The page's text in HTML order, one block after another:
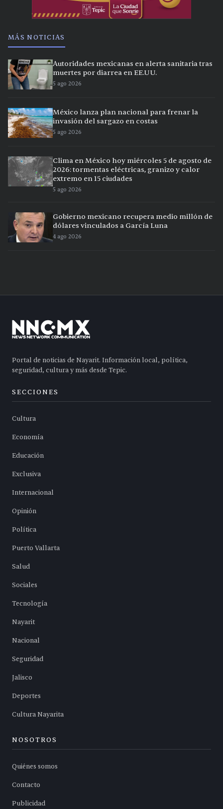
MÁS NOTICIAS
Autoridades mexicanas en alerta sanitaria tras
muertes por diarrea en EE.UU.
5 ago 2026
México lanza plan nacional para frenar la
invasión del sargazo en costas
5 ago 2026
Clima en México hoy miércoles 5 de agosto de
2026: tormentas eléctricas, granizo y calor
extremo en 15 ciudades
5 ago 2026
Gobierno mexicano recupera medio millón de
dólares vinculados a García Luna
4 ago 2026
Portal de noticias de Nayarit. Información local, política,
seguridad, cultura y más desde Tepic.
SECCIONES
Cultura
Economía
Educación
Exclusiva
Internacional
Opinión
Política
Puerto Vallarta
Salud
Sociales
Tecnología
Nayarit
Nacional
Seguridad
Jalisco
Deportes
Cultura Nayarita
NOSOTROS
Quiénes somos
Contacto
Publicidad